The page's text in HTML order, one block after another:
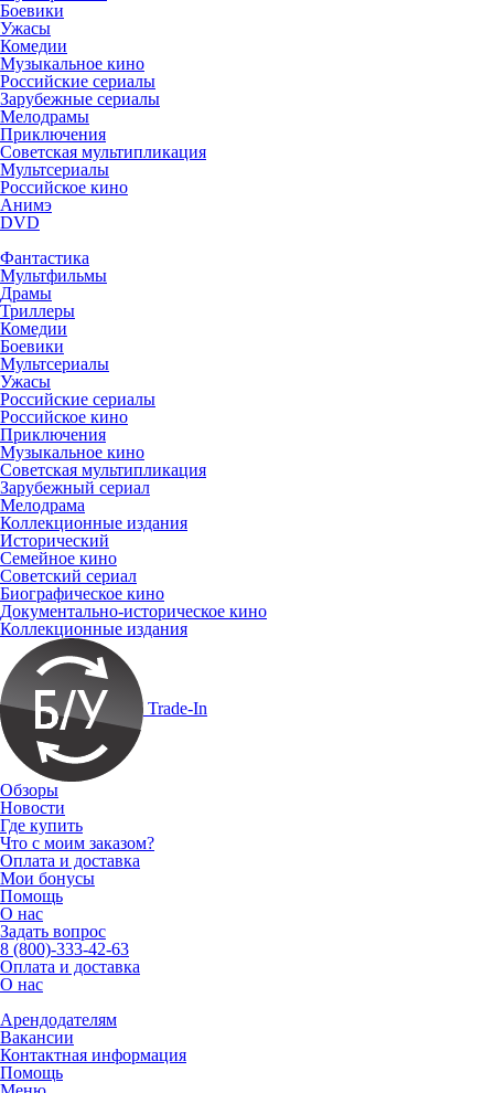
Боевики
Ужасы
Комедии
Музыкальное кино
Российские сериалы
Зарубежные сериалы
Мелодрамы
Приключения
Советская мультипликация
Мультсериалы
Российское кино
Анимэ
DVD
Фантастика
Мультфильмы
Драмы
Триллеры
Комедии
Боевики
Мультсериалы
Ужасы
Российские сериалы
Российское кино
Приключения
Музыкальное кино
Советская мультипликация
Зарубежный сериал
Мелодрама
Коллекционные издания
Исторический
Семейное кино
Советский сериал
Биографическое кино
Документально-историческое кино
Коллекционные издания
Trade-In
Обзоры
Новости
Где купить
Что с моим заказом?
Оплата и доставка
Мои бонусы
Помощь
О нас
Задать вопрос
8 (800)-333-42-63
Оплата и доставка
О нас
Арендодателям
Вакансии
Контактная информация
Помощь